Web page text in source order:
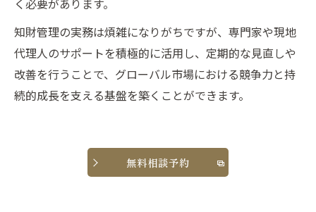
く必要があります。
知財管理の実務は煩雑になりがちですが、専門家や現地
代理人のサポートを積極的に活用し、定期的な見直しや
改善を行うことで、グローバル市場における競争力と持
続的成長を支える基盤を築くことができます。
無料相談予約